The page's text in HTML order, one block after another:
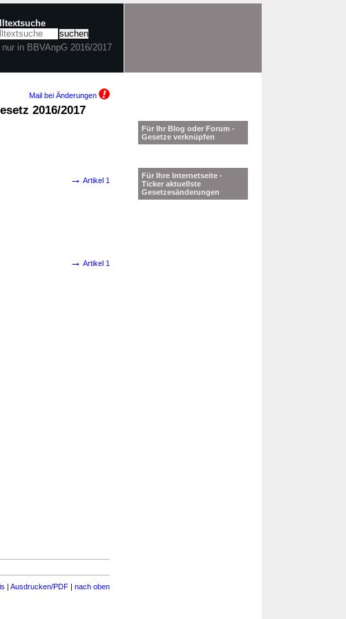
nur in BBVAnpG 2016/2017
Mail bei Änderungen
2016/2017
→ Artikel 1
→ Artikel 1
| Ausdrucken/PDF | nach oben
Für Ihr Blog oder Forum -
Gesetze verknüpfen
Für Ihre Internetseite -
Ticker aktuellste
Gesetzesänderungen